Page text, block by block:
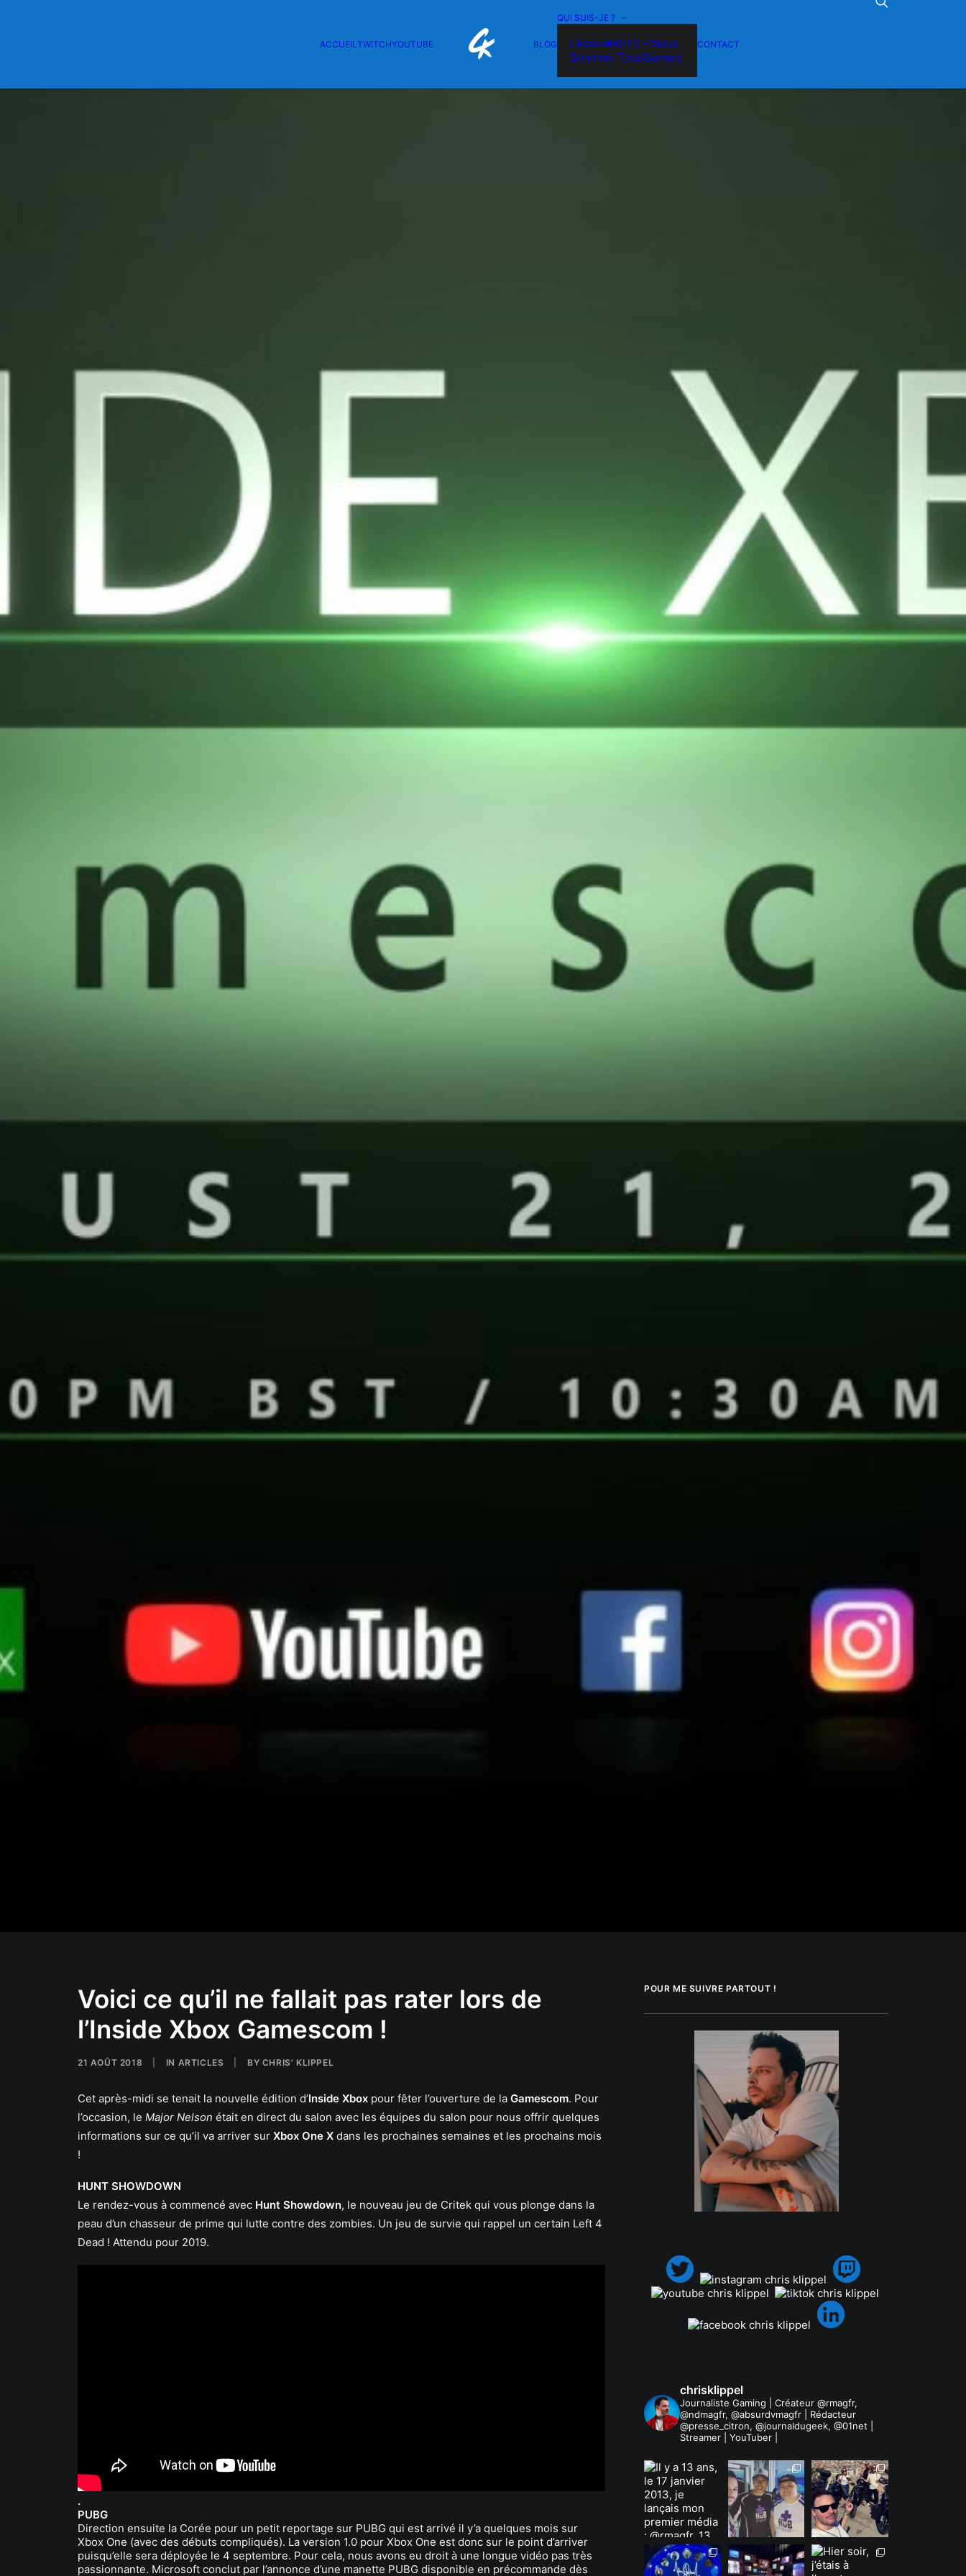
ACCUEILTWITCHYOUTUBE BLOG
QUI SUIS-JE ?
L’Asso #NSTG – Nous
Sommes TousGamers
CONTACT
Voici ce qu’il ne fallait pas rater lors de
l’Inside Xbox Gamescom !
21 AOÛT 2018 IN ARTICLES BY CHRIS' KLIPPEL
Cet après-midi se tenait la nouvelle édition d’Inside Xbox pour fêter l’ouverture de la Gamescom. Pour
l’occasion, le Major Nelson était en direct du salon avec les équipes du salon pour nous offrir quelques
informations sur ce qu’il va arriver sur Xbox One X dans les prochaines semaines et les prochains mois
!
HUNT SHOWDOWN
Le rendez-vous à commencé avec Hunt Showdown, le nouveau jeu de Critek qui vous plonge dans la
peau d’un chasseur de prime qui lutte contre des zombies. Un jeu de survie qui rappel un certain Left 4
Dead ! Attendu pour 2019.
.
PUBG
Direction ensuite la Corée pour un petit reportage sur PUBG qui est arrivé il y’a quelques mois sur
Xbox One (avec des débuts compliqués). La version 1.0 pour Xbox One est donc sur le point d’arriver
puisqu’elle sera déployée le 4 septembre. Pour cela, nous avons eu droit à une longue vidéo pas très
passionnante. Microsoft conclut par l’annonce d’une manette PUBG disponible en précommande dès
POUR ME SUIVRE PARTOUT !
chrisklippel
Journaliste Gaming | Créateur @rmagfr,
@ndmagfr, @absurdvmagfr | Rédacteur
@presse_citron, @journaldugeek, @01net |
Streamer | YouTuber |